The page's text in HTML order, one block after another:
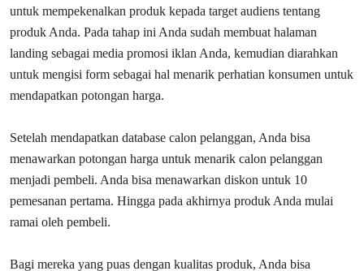
untuk mempekenalkan produk kepada target audiens tentang
produk Anda. Pada tahap ini Anda sudah membuat halaman
landing sebagai media promosi iklan Anda, kemudian diarahkan
untuk mengisi form sebagai hal menarik perhatian konsumen untuk
mendapatkan potongan harga.
Setelah mendapatkan database calon pelanggan, Anda bisa
menawarkan potongan harga untuk menarik calon pelanggan
menjadi pembeli. Anda bisa menawarkan diskon untuk 10
pemesanan pertama. Hingga pada akhirnya produk Anda mulai
ramai oleh pembeli.
Bagi mereka yang puas dengan kualitas produk, Anda bisa